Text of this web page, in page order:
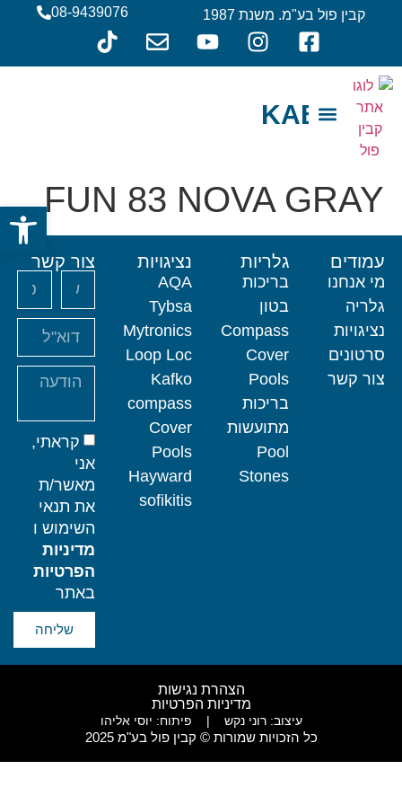
פתח
קבין פול בע"מ. משנת 1987 08-9439076
KABIN
FUN 83 NOVA GRAY
עמודים
מי אנחנו
גלריה
נציגויות
סרטונים
צור קשר
גלריות
בריכות
בטון
Compass
Cover
Pools
בריכות
מתועשות
Pool
Stones
נציגויות
AQA
Tybsa
Mytronics
Loop Loc
Kafko
compass
Cover
Pools
Hayward
sofikitis
צור קשר
קראתי,
אני
מאשר/ת
את תנאי
השימוש ו
מדיניות
הפרטיות
באתר
שליחה
כל הזכויות שמורות © קבין פול בע"מ 2025
הצהרת נגישות
מדיניות הפרטיות
עיצוב: רוני נקש | פיתוח: יוסי אליהו